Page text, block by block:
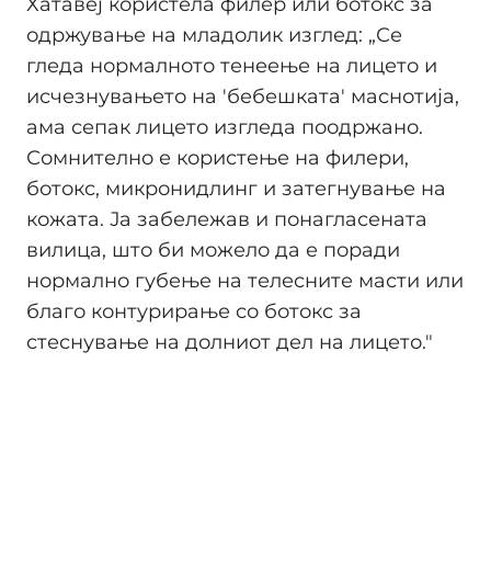
одржување на младолик изглед: „Се
гледа нормалното тенеење на лицето и
исчезнувањето на 'бебешката' маснотија,
ама сепак лицето изгледа поодржано.
Сомнително е користење на филери,
ботокс, микронидлинг и затегнување на
кожата. Ја забележав и понагласената
вилица, што би можело да е поради
нормално губење на телесните масти или
благо контурирање со ботокс за
стеснување на долниот дел на лицето."